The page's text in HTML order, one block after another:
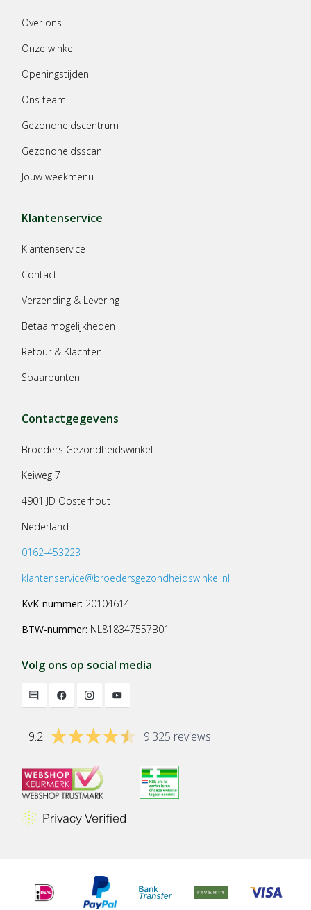
Over ons
Onze winkel
Openingstijden
Ons team
Gezondheidscentrum
Gezondheidsscan
Jouw weekmenu
Klantenservice
Klantenservice
Contact
Verzending & Levering
Betaalmogelijkheden
Retour & Klachten
Spaarpunten
Contactgegevens
Broeders Gezondheidswinkel
Keiweg 7
4901 JD Oosterhout
Nederland
0162-453223
klantenservice@broedersgezondheidswinkel.nl
KvK-nummer: 20104614
BTW-nummer: NL818347557B01
Volg ons op social media
9.2 9.325 reviews